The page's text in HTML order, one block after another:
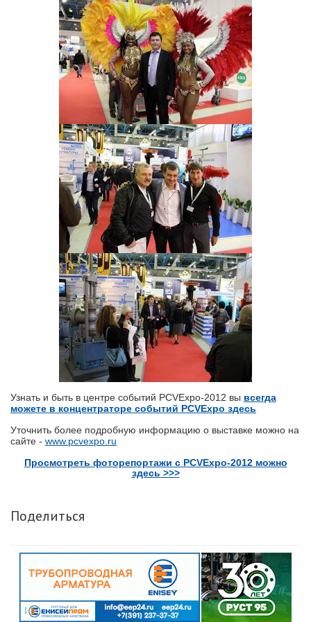
Узнать и быть в центре событий PCVExpo-2012 вы всегда
можете в концентраторе событий PCVExpo здесь
Уточнить более подробную информацию о выставке можно на
сайте - www.pcvexpo.ru
Просмотреть фоторепортажи с PCVExpo-2012 можно
здесь >>>
Поделиться